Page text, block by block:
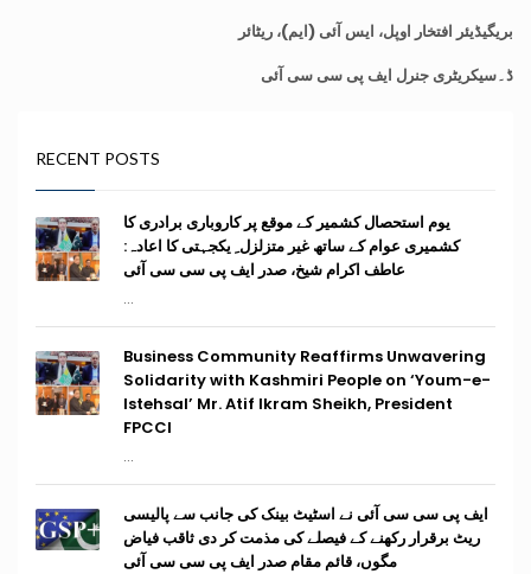
بریگیڈیئر افتخار اوپل، ایس آئی (ایم)، ریٹائر
ڈ۔سیکریٹری جنرل ایف پی سی سی آئی
RECENT POSTS
یوم استحصال کشمیر کے موقع پر کاروباری برادری کا
کشمیری عوام کے ساتھ غیر متزلزل ِ یکجہتی کا اعادہ:
عاطف اکرام شیخ، صدر ایف پی سی سی آئی
...
Business Community Reaffirms Unwavering
Solidarity with Kashmiri People on ‘Youm-e-
Istehsal’ Mr. Atif Ikram Sheikh, President
FPCCI
...
ایف پی سی سی آئی نے اسٹیٹ بینک کی جانب سے پالیسی
ریٹ برقرار رکھنے کے فیصلے کی مذمت کر دی ثاقب فیاض
مگوں، قائم مقام صدر ایف پی سی سی آئی